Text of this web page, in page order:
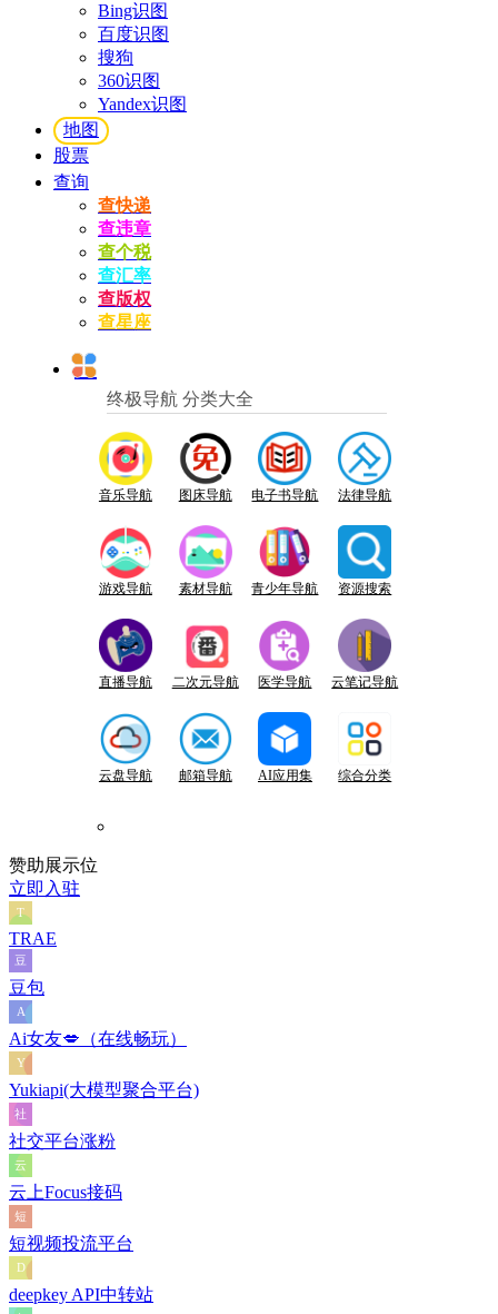
Bing识图
百度识图
搜狗
360识图
Yandex识图
地图
股票
查询
查快递
查违章
查个税
查汇率
查版权
查星座
终极导航 分类大全
音乐导航 图床导航 电子书导航 法律导航
游戏导航 素材导航 青少年导航 资源搜索
直播导航 二次元导航 医学导航 云笔记导航
云盘导航 邮箱导航 AI应用集 综合分类
赞助展示位
立即入驻
TRAE
豆包
Ai女友💋（在线畅玩）
Yukiapi(大模型聚合平台)
社交平台涨粉
云上Focus接码
短视频投流平台
deepkey API中转站